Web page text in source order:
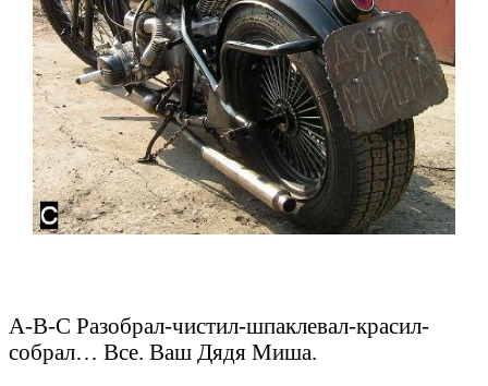
А-В-С Разобрал-чистил-шпаклевал-красил-
собрал… Все. Ваш Дядя Миша.